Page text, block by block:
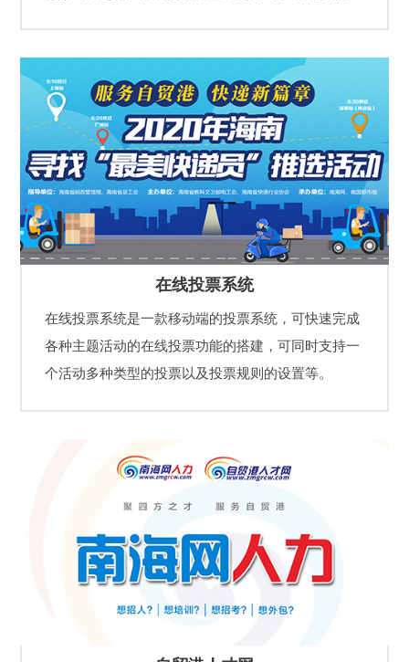
在线投票系统
在线投票系统是一款移动端的投票系统，可快速完成
各种主题活动的在线投票功能的搭建，可同时支持一
个活动多种类型的投票以及投票规则的设置等。